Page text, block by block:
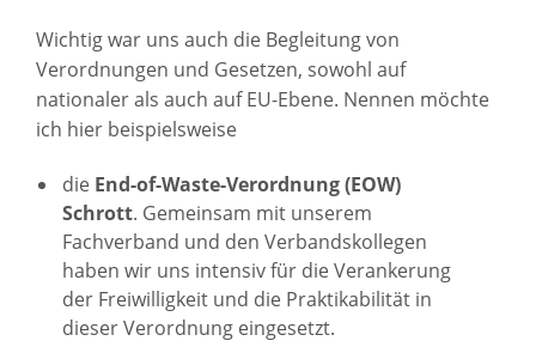
Wichtig war uns auch die Begleitung von
Verordnungen und Gesetzen, sowohl auf
nationaler als auch auf EU-Ebene. Nennen möchte
ich hier beispielsweise
die End-of-Waste-Verordnung (EOW)
Schrott. Gemeinsam mit unserem
Fachverband und den Verbandskollegen
haben wir uns intensiv für die Verankerung
der Freiwilligkeit und die Praktikabilität in
dieser Verordnung eingesetzt.